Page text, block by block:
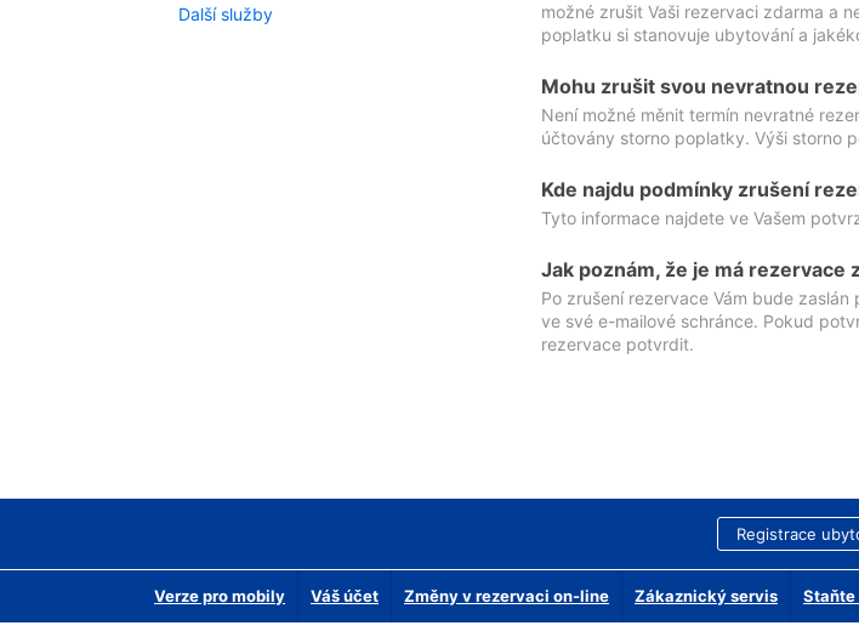
Další služby
možné zrušit Vaši rezervaci zdarma a
poplatku si stanovuje ubytování a
Mohu zrušit svou nevratnou
Není možné měnit termín nevratné
účtovány storno poplatky. Výši storno
Kde najdu podmínky zrušení
Tyto informace najdete ve Vašem
Jak poznám, že je má rezervace
Po zrušení rezervace Vám bude
ve své e-mailové schránce. Pokud
rezervace potvrdit.
Registrace
Verze pro mobily Váš účet Změny v rezervaci on-line Zákaznický servis Staňte